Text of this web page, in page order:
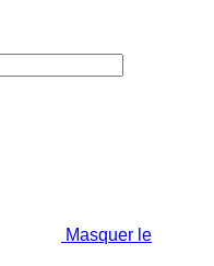
Masquer le